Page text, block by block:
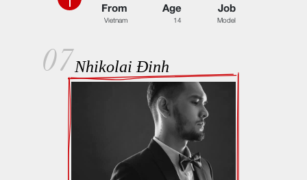
From
Vietnam
Age
14
Job
Model
07Nhikolai Đinh